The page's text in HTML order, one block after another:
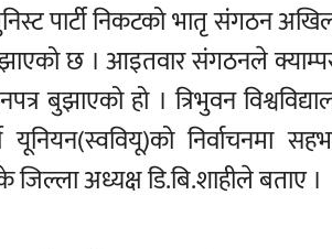
पार्टी निकटको भातृ संगठन
बुझाएको छ । आइतवार संगठनले
बुझाएको हो । त्रिभुवन
यूनियन(स्ववियू)को निर्वाचनमा
अध्यक्ष डि.बि.शाहीले बताए ।